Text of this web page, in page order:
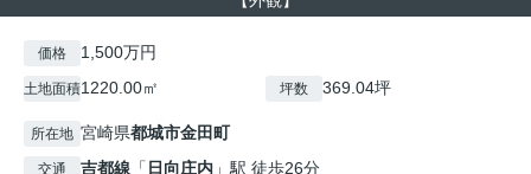
価格 1,500万円
土地面積1220.00㎡ 坪数 369.04坪
所在地 宮崎県都城市金田町
交通 吉都線 「 日向庄内 」駅 徒歩26分